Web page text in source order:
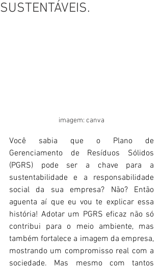
SUSTENTÁVEIS.
imagem: canva
Você sabia que o Plano de
Gerenciamento de Resíduos Sólidos
(PGRS) pode ser a chave para a
sustentabilidade e a responsabilidade
social da sua empresa? Não? Então
aguenta aí que eu vou te explicar essa
história! Adotar um PGRS eficaz não só
contribui para o meio ambiente, mas
também fortalece a imagem da empresa,
mostrando um compromisso real com a
sociedade. Mas mesmo com tantos